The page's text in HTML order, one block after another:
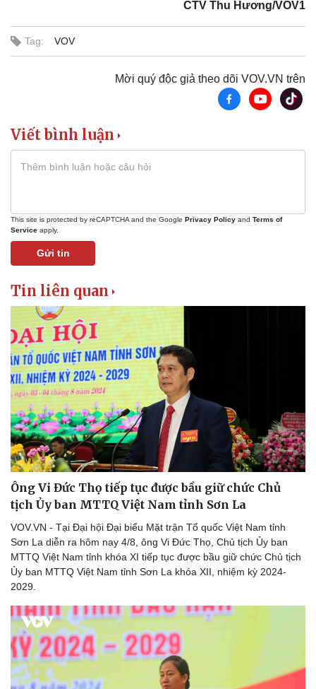
Pháp luật
Vụ án
Tin nóng
Tư vấn luật
Quân sự - Quốc phòng
Vũ khí
Việt Nam
CTV Thu Hương/VOV1
Tag: VOV
Mời quý độc giả theo dõi VOV.VN trên
Viết bình luận
This site is protected by reCAPTCHA and the Google Privacy Policy and Terms of
Service apply.
Gửi tin
Tin liên quan
Ông Vi Đức Thọ tiếp tục được bầu giữ chức Chủ
tịch Ủy ban MTTQ Việt Nam tỉnh Sơn La
VOV.VN - Tại Đại hội Đại biểu Mặt trận Tổ quốc Việt Nam tỉnh
Sơn La diễn ra hôm nay 4/8, ông Vi Đức Thọ, Chủ tịch Ủy ban
MTTQ Việt Nam tỉnh khóa XI tiếp tục được bầu giữ chức Chủ tịch
Ủy ban MTTQ Việt Nam tỉnh Sơn La khóa XII, nhiệm kỳ 2024-
2029.